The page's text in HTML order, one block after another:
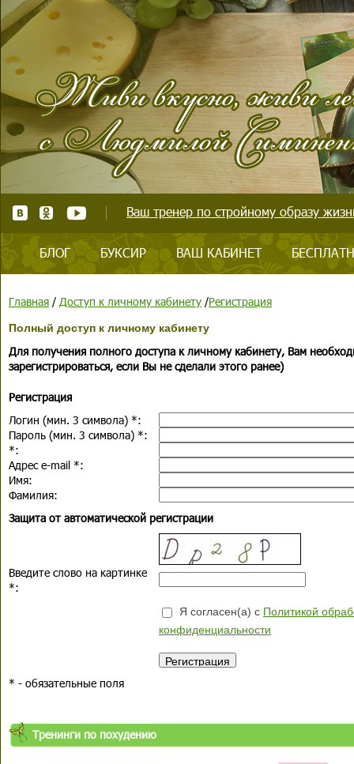
Ваш тренер по стройному образу
БЛОГ БУКСИР ВАШ КАБИНЕТ
Главная / Доступ к личному кабинету /Регистрация
Полный доступ к личному кабинету
Для получения полного доступа к личному кабинету, Вам
зарегистрироваться, если Вы не сделали этого ранее)
Регистрация
Логин (мин. 3 символа) *:
Пароль (мин. 3 символа) *:
*:
Адрес e-mail *:
Имя:
Фамилия:
Защита от автоматической регистрации
Введите слово на картинке
*:
Я согласен(а) с Политикой
конфиденциальности
* - обязательные поля
Тренинги по похудению